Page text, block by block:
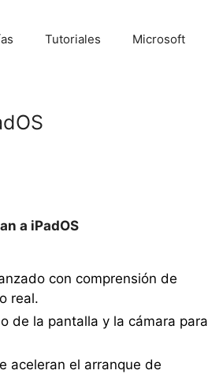
Tutoriales Microsoft
a iPadOS
con comprensión de
real.
de la pantalla y la cámara para
aceleran el arranque de